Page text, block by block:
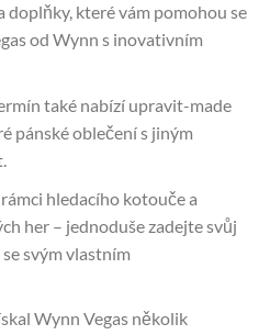
doplňky, které vám pomohou se
od Wynn s inovativním
také nabízí upravit-made
pánské oblečení s jiným
hledacího kotouče a
her – jednoduše zadejte svůj
svým vlastním
Wynn Vegas několik